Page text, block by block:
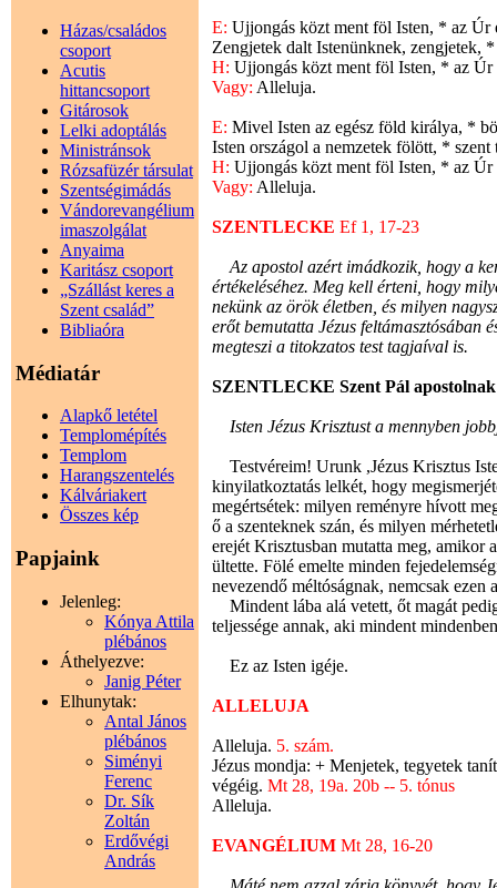
Házas/családos
csoport
Acutis
hittancsoport
Gitárosok
Lelki adoptálás
Ministránsok
Rózsafüzér társulat
Szentségimádás
Vándorevangélium
imaszolgálat
Anyaima
Karitász csoport
„Szállást keres a
Szent család”
Bibliaóra
Médiatár
Alapkő letétel
Templomépítés
Templom
Harangszentelés
Kálváriakert
Összes kép
Papjaink
Jelenleg:
Kónya Attila
plébános
Áthelyezve:
Janig Péter
Elhunytak:
Antal János
plébános
Siményi
Ferenc
Dr. Sík
Zoltán
Erdővégi
András
E: Ujjongás közt ment föl Isten, * az Úr
Zengjetek dalt Istenünknek, zengjetek,
H: Ujjongás közt ment föl Isten, * az Úr
Vagy: Alleluja.
E: Mivel Isten az egész föld királya, *
Isten országol a nemzetek fölött, * szent
H: Ujjongás közt ment föl Isten, * az Úr
Vagy: Alleluja.
SZENTLECKE Ef 1, 17-23
Az apostol azért imádkozik, hogy a
értékeléséhez. Meg kell érteni, hogy
nekünk az örök életben, és milyen
erőt bemutatta Jézus feltámasztósában
megteszi a titokzatos test tagjaíval is.
SZENTLECKE Szent Pál
Isten Jézus Krisztust a mennyben
Testvéreim! Urunk ,Jézus Krisztus
kinyilatkoztatás lelkét, hogy
megértsétek: milyen reményre hívott
ő a szenteknek szán, és milyen
erejét Krisztusban mutatta meg, amikor
ültette. Fölé emelte minden
nevezendő méltóságnak, nemcsak
Mindent lába alá vetett, őt magát
teljessége annak, aki mindent
Ez az Isten igéje.
ALLELUJA
Alleluja. 5. szám.
Jézus mondja: + Menjetek, tegyetek
végéig.Mt 28, 19a. 20b -- 5. tónus
Alleluja.
EVANGÉLIUM Mt 28, 16-20